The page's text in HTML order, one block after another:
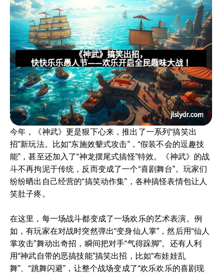
今年，《神武》更是狠下心来，推出了一系列“搞笑出
招”新玩法。比如“东施效颦式攻击”，“假装不会的逗趣技
能”，甚至还加入了“神龙摆尾式搞怪”特效。《神武》的战
斗不再拘泥于传统，反而变成了一个“喜剧舞台”。玩家们
纷纷晒出自己经营的“搞笑动作集”，各种搞怪表情包让人
笑肚子疼。
在这里，每一场战斗都变成了一场欢乐的艺术表演。例
如，有玩家在对战时突然弹出“变身仙人掌”，然后用“仙人
掌攻击”舞动出奇招，瞬间把对手“气得跺脚”。还有人利
用“神武自带的恶搞技能”搞笑出招，比如“布娃娃乱
舞”、“跳舞闪避”，让整个战场变成了“欢乐欢乐的喜剧现